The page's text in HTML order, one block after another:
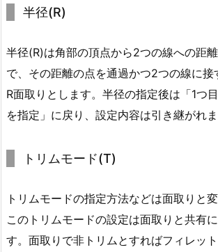
半径(R)
半径(R)は角部の頂点から2つの線への距
で、その距離の点を通過かつ2つの線に接
R面取りとします。半径の指定後は「1つ
を指定」に戻り、設定内容は引き継がれま
トリムモード(T)
トリムモードの指定方法などは面取りと変
このトリムモードの設定は面取りと共有
す。面取りで非トリムとすればフィレット